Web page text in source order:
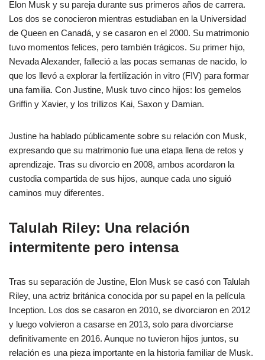
Elon Musk y su pareja durante sus primeros años de carrera.
Los dos se conocieron mientras estudiaban en la Universidad
de Queen en Canadá, y se casaron en el 2000. Su matrimonio
tuvo momentos felices, pero también trágicos. Su primer hijo,
Nevada Alexander, falleció a las pocas semanas de nacido, lo
que los llevó a explorar la fertilización in vitro (FIV) para formar
una familia. Con Justine, Musk tuvo cinco hijos: los gemelos
Griffin y Xavier, y los trillizos Kai, Saxon y Damian.
Justine ha hablado públicamente sobre su relación con Musk,
expresando que su matrimonio fue una etapa llena de retos y
aprendizaje. Tras su divorcio en 2008, ambos acordaron la
custodia compartida de sus hijos, aunque cada uno siguió
caminos muy diferentes.
Talulah Riley: Una relación
intermitente pero intensa
Tras su separación de Justine, Elon Musk se casó con Talulah
Riley, una actriz británica conocida por su papel en la película
Inception. Los dos se casaron en 2010, se divorciaron en 2012
y luego volvieron a casarse en 2013, solo para divorciarse
definitivamente en 2016. Aunque no tuvieron hijos juntos, su
relación es una pieza importante en la historia familiar de Musk.